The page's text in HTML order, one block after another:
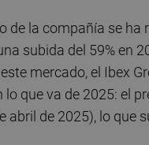
de la compañía se ha
subida del 59% en
mercado, el Ibex
lo que va de 2025: el
abril de 2025), lo que